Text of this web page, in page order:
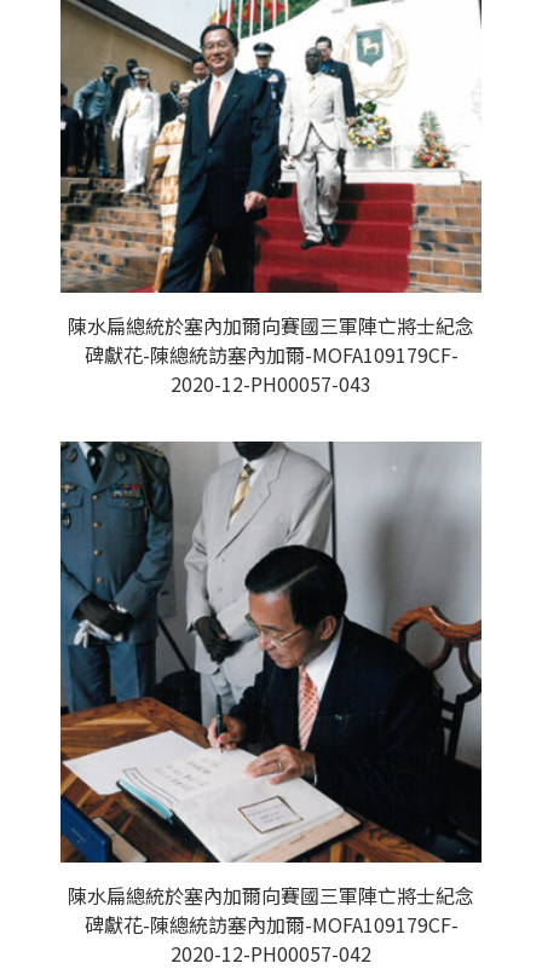
陳水扁總統於塞內加爾向賽國三軍陣亡將士紀念
碑獻花-陳總統訪塞內加爾-MOFA109179CF-
2020-12-PH00057-043
陳水扁總統於塞內加爾向賽國三軍陣亡將士紀念
碑獻花-陳總統訪塞內加爾-MOFA109179CF-
2020-12-PH00057-042